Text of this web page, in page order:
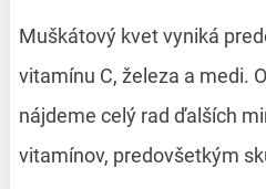
Muškátový kvet vyniká
vitamínu C, železa a medi.
nájdeme celý rad ďalších
vitamínov, predovšetkým